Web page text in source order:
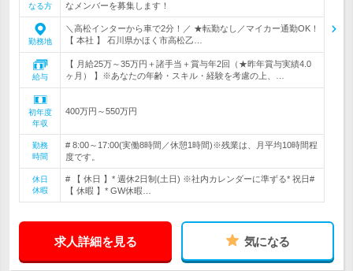
なる方 なメンバーを募集します！
勤務地
＼高松インターから車で2分！／ ★転勤なし／マイカー通勤OK！
【 本社 】 石川県かほく市高松乙…
給与
【 月給25万～35万円＋諸手当＋賞与年2回（★昨年賞与実績4.0
ヶ月） 】※あなたの年齢・スキル・経験を考慮の上、…
初年度
年収
400万円～550万円
勤務
時間
# 8:00～17:00(実働8時間／休憩1時間)※残業は、月平均10時間程
度です。
休日
休暇
# 【 休日 】* 週休2日制(土日) ※社内カレンダーに準ずる* 祝日#
【 休暇 】* GW休暇…
求人詳細を見る 気になる